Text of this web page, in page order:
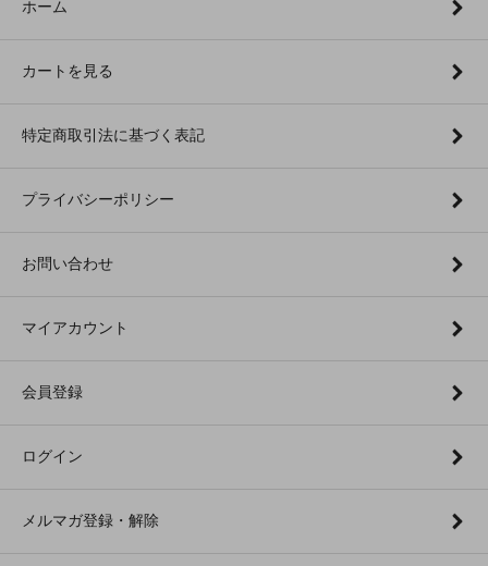
ホーム
カートを見る
特定商取引法に基づく表記
プライバシーポリシー
お問い合わせ
マイアカウント
会員登録
ログイン
メルマガ登録・解除